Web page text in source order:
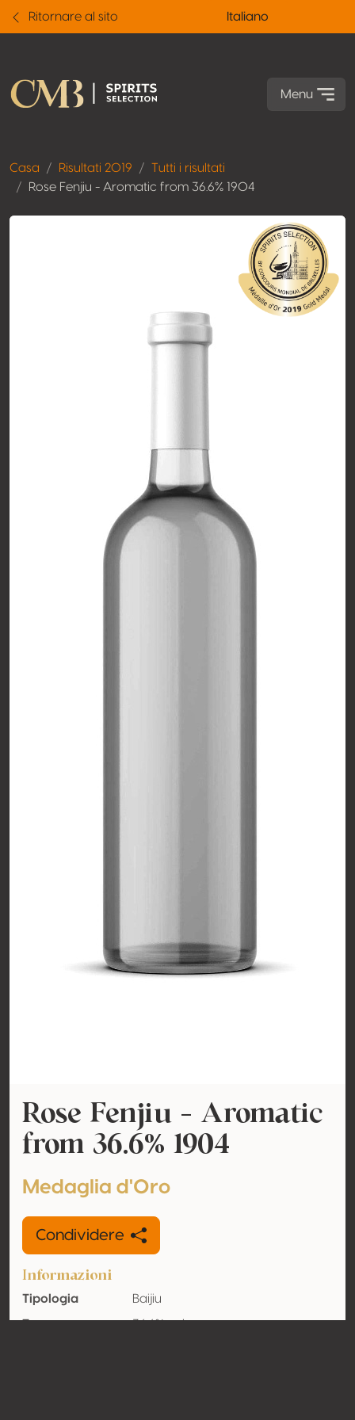
Ritornare al sito Italiano
Menu
Casa Risultati 2019
Tutti i risultati
Rose Fenjiu - Aromatic from 36.6% 1904
Rose Fenjiu - Aromatic
from 36.6% 1904
Medaglia d'Oro
Condividere
Informazioni
Tipologia
Baijiu
Tenore
36.6% vol